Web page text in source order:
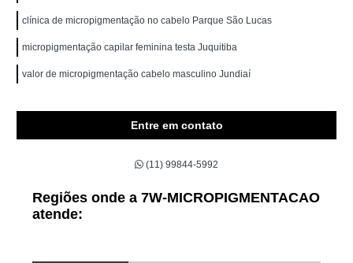
clínica de micropigmentação no cabelo Parque São Lucas
micropigmentação capilar feminina testa Juquitiba
valor de micropigmentação cabelo masculino Jundiaí
Entre em contato
(11) 99844-5992
Regiões onde a 7W-MICROPIGMENTACAO
atende: